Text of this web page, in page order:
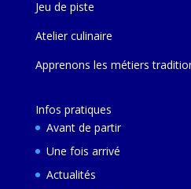
Jeu de piste
Atelier culinaire
Apprenons les métiers
Infos pratiques
Avant de partir
Une fois arrivé
Actualités